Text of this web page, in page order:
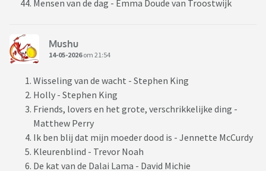
Mensen van de dag - Emma Doude van Troostwijk
Mushu
14-05-2026om 21:54
Wisseling van de wacht - Stephen King
Holly - Stephen King
Friends, lovers en het grote, verschrikkelijke ding -
Matthew Perry
Ik ben blij dat mijn moeder dood is - Jennette McCurdy
Kleurenblind - Trevor Noah
De kat van de Dalai Lama - David Michie